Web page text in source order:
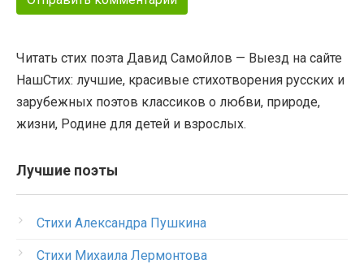
Читать стих поэта Давид Самойлов — Выезд на сайте
НашСтих: лучшие, красивые стихотворения русских и
зарубежных поэтов классиков о любви, природе,
жизни, Родине для детей и взрослых.
Лучшие поэты
Стихи Александра Пушкина
Стихи Михаила Лермонтова